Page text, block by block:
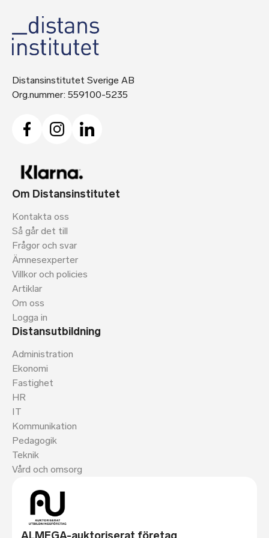
Distansinstitutet Sverige AB
Org.nummer: 559100-5235
Om Distansinstitutet
Kontakta oss
Så går det till
Frågor och svar
Ämnesexperter
Villkor och policies
Artiklar
Om oss
Logga in
Distansutbildning
Administration
Ekonomi
Fastighet
HR
IT
Kommunikation
Pedagogik
Teknik
Vård och omsorg